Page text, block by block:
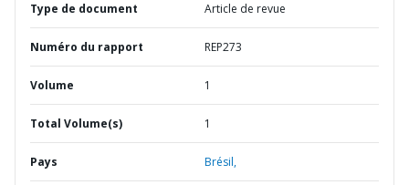
Type de document Article de revue
Numéro du rapport REP273
Volume 1
Total Volume(s) 1
Pays Brésil,